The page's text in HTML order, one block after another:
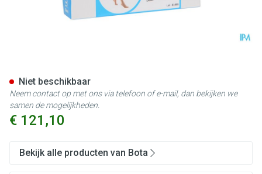
€ 121,10
Niet beschikbaar
Neem contact op met ons via telefoon of e-mail, dan bekijken we
samen de mogelijkheden.
Bekijk alle producten van Bota